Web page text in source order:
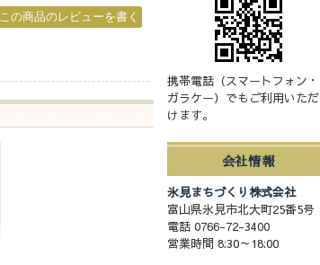
携帯電話（スマートフォン・
ガラケー）でもご利用いただ
けます。
会社情報
氷見まちづくり株式会社
富山県氷見市北大町25番5号
電話 0766-72-3400
営業時間 8:30～18:00